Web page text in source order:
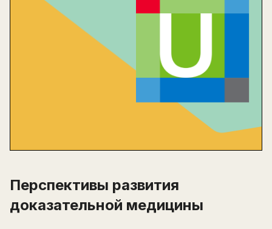
Перспективы развития
доказательной медицины